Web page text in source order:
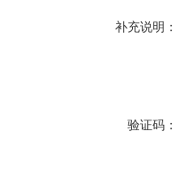
补充说明：
验证码：